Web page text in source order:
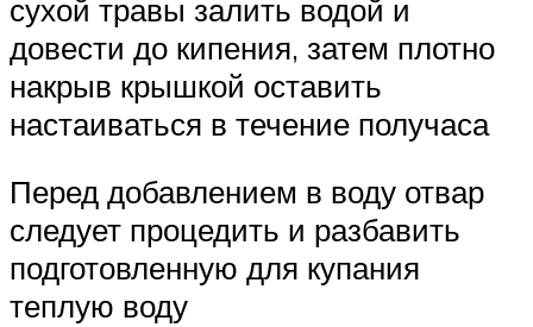
сухой травы залить водой и
довести до кипения, затем плотно
накрыв крышкой оставить
настаиваться в течение получаса
Перед добавлением в воду отвар
следует процедить и разбавить
подготовленную для купания
теплую воду